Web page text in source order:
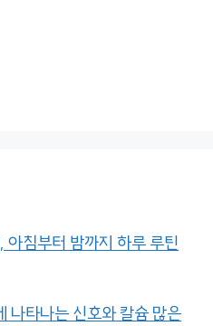
침부터 밤까지 하루 루틴
나타나는 신호와 칼슘 많은